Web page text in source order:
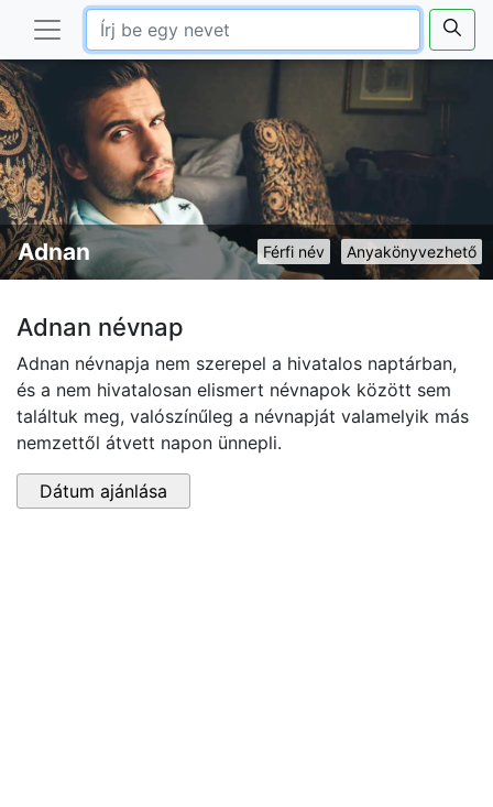
Anyakönyvezhető
Férfi név
Adnan
Adnan névnap
Adnan névnapja nem szerepel a hivatalos naptárban,
és a nem hivatalosan elismert névnapok között sem
találtuk meg, valószínűleg a névnapját valamelyik más
nemzettől átvett napon ünnepli.
Dátum ajánlása